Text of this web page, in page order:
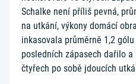
Schalke není příliš pevná,
na utkání, výkony domácí
inkasovala průměrně 1,2
posledních zápasech dařilo
čtyřech po sobě jdoucích